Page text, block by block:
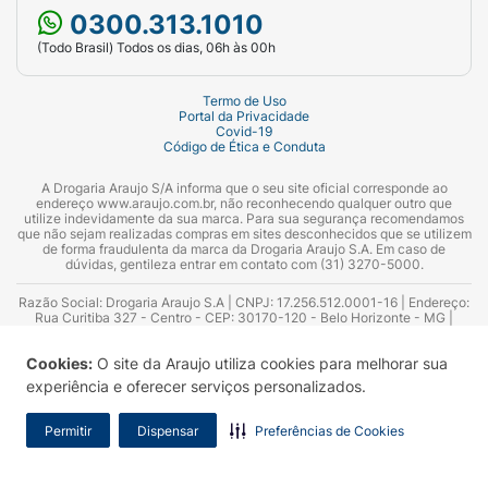
Cookies: O site da Araujo utiliza cookies para melhorar sua
experiência e oferecer serviços personalizados.
Permitir Dispensar Preferências de Cookies
Tome o comprimido esquecido assim que
lembrar e continue tomando os próximos
comprimidos no horário normal.
Atraso maior que 12 horas:caso o atraso
ultrapasse 12 horas, a proteção
especialmente se o esquecimento ocorrer
no início ou no final da cartela.
Saiba como proceder de acordo com a
semana de uso:
Tome o comprimido esquecido assim que
dois comprimidos de uma vez.
0300.313.1010
(Todo Brasil) Todos os dias, 06h às 00h
Termo de Uso
Portal da Privacidade
Covid-19
Código de Ética e Conduta
A Drogaria Araujo S/A informa que o seu site oficial corresponde ao
endereço www.araujo.com.br, não reconhecendo qualquer outro que
utilize indevidamente da sua marca. Para sua segurança recomendamos
que não sejam realizadas compras em sites desconhecidos que se utilizem
de forma fraudulenta da marca da Drogaria Araujo S.A. Em caso de
dúvidas, gentileza entrar em contato com (31) 3270-5000.
Razão Social: Drogaria Araujo S.A | CNPJ: 17.256.512.0001-16 | Endereço:
Rua Curitiba 327 - Centro - CEP: 30170-120 - Belo Horizonte - MG |
Azevedo Guimarães – CRF 10.965 | Yasmin Silva Alvarenga – CRF 52.584 -
Consultor substituto: Thiago Aguiar Pinheiro - CRF Nº 13.748. Alvará
Sanitário: 2025020713 | Autorização de Funcionamento da Empresa (AFE):